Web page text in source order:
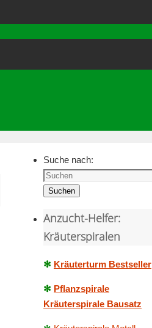
Suche nach:
Suchen
Anzucht-Helfer:
Kräuterspiralen
✻ Kräuterturm Bestseller
✻ Pflanzspirale
Kräuterspirale Bausatz